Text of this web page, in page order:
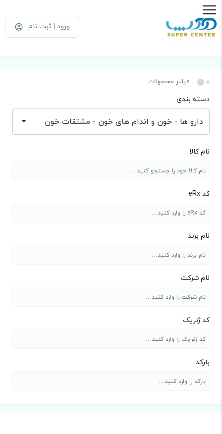
ورود | ثبت نام
فیلتر محصولات
دسته بندی
دارو ها - خون و اندام های خون - مشتقات خون
نام کالا
کد eRx
نام برند
نام شرکت
کد ژنریک
بارکد